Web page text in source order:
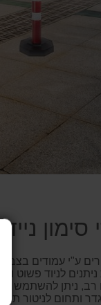
ע"י עמודים
ניתנים לניוד
ניתן להשתמש
ותחום לניטור